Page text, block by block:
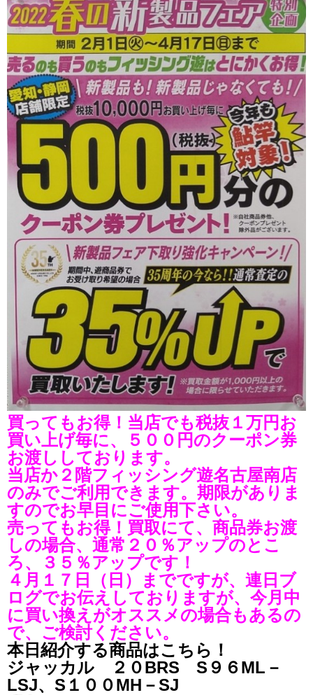
買ってもお得！当店でも税抜１万円お
買い上げ毎に、５００円のクーポン券
お渡ししております。
当店か２階フィッシング遊名古屋南店
のみでご利用できます。期限がありま
すのでお早目にご使用下さい。
売ってもお得！買取にて、商品券お渡
しの場合、通常２０％アップのとこ
ろ、３５％アップです！
４月１７日（日）までですが、連日ブ
ログでお伝えしておりますが、今月中
に買い換えがオススメの場合もあるの
で、ご検討ください。
本日紹介する商品はこちら！
ジャッカル ２０BRS S９６ML－
LSJ、S１００MH－SJ